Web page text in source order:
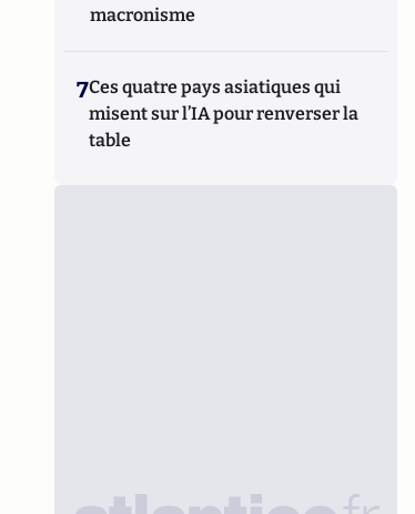
macronisme
7Ces quatre pays asiatiques qui
misent sur l’IA pour renverser la
table